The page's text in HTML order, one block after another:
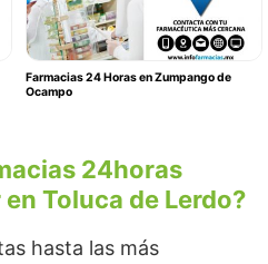
Farmacias 24 Horas en Zumpango de
Ocampo
24horas
Toluca de Lerdo?
hasta las más